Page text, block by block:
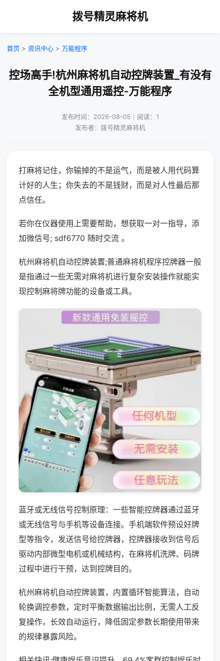
拨号精灵麻将机
首页 > 资讯中心 > 万能程序
控场高手!杭州麻将机自动控牌装置_有没有
全机型通用遥控-万能程序
发布时间：2026-08-05｜阅读：1
发布者：拨号精灵麻将机
打麻将记住，你输掉的不是运气，而是被人用代码算
计好的人生；你失去的不是钱财，而是对人性最后那
点信任。
若你在仪器使用上需要帮助，想获取一对一指导，添
加微信号; sdf6770 随时交流 。
杭州麻将机自动控牌装置;普通麻将机程序控牌器一般
是指通过一些无需对麻将机进行复杂安装操作就能实
现控制麻将牌功能的设备或工具。
蓝牙或无线信号控制原理：一些智能控牌器通过蓝牙
或无线信号与手机等设备连接。手机端软件预设好牌
型等指令，发送信号给控牌器，控牌器接收到信号后
驱动内部微型电机或机械结构，在麻将机洗牌、码牌
过程中进行干预，达到控牌目的。
杭州麻将机自动控牌装置，内置循环智能算法，自动
轮换调控参数，定时平衡数据输出比例，无需人工反
复操作，长效自动运行，降低固定参数长期使用带来
的规律暴露风险。